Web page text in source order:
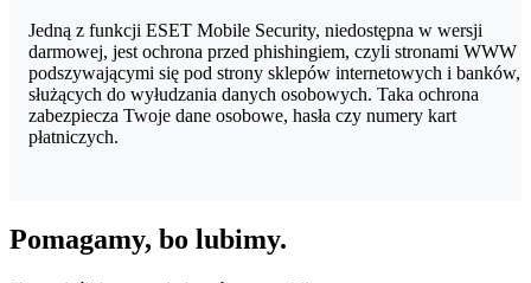
Jedną z funkcji ESET Mobile Security, niedostępna w wersji
darmowej, jest ochrona przed phishingiem, czyli stronami WWW
podszywającymi się pod strony sklepów internetowych i banków,
służących do wyłudzania danych osobowych. Taka ochrona
zabezpiecza Twoje dane osobowe, hasła czy numery kart
płatniczych.
Pomagamy, bo lubimy.